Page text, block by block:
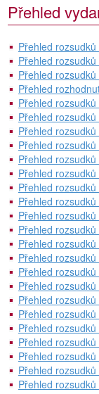
Přehled
Přehled
Přehled
Přehled
Přehled
Přehled
Přehled
Přehled
Přehled
Přehled
Přehled
Přehled
Přehled
Přehled
Přehled
Přehled
Přehled
Přehled
Přehled
Přehled
Přehled
Přehled
Přehled
Přehled
Přehled
Přehled